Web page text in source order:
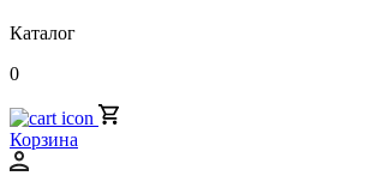
Каталог
0
Корзина